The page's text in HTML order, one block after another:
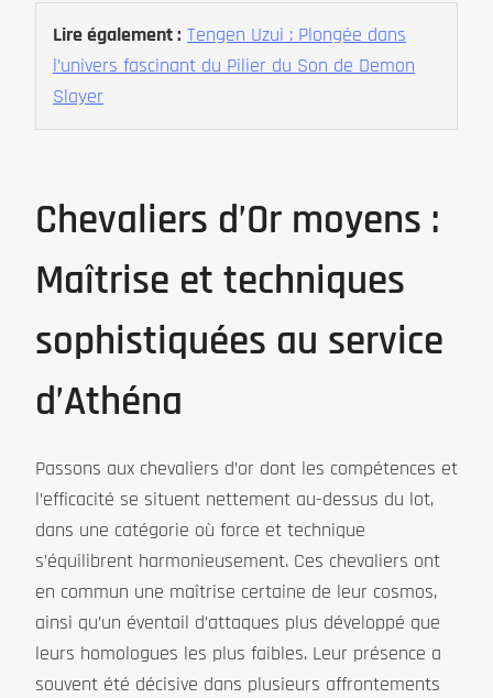
Lire également : Tengen Uzui : Plongée dans
l’univers fascinant du Pilier du Son de Demon
Slayer
Chevaliers d’Or moyens :
Maîtrise et techniques
sophistiquées au service
d’Athéna
Passons aux chevaliers d’or dont les compétences et
l’efficacité se situent nettement au-dessus du lot,
dans une catégorie où force et technique
s’équilibrent harmonieusement. Ces chevaliers ont
en commun une maîtrise certaine de leur cosmos,
ainsi qu’un éventail d’attaques plus développé que
leurs homologues les plus faibles. Leur présence a
souvent été décisive dans plusieurs affrontements